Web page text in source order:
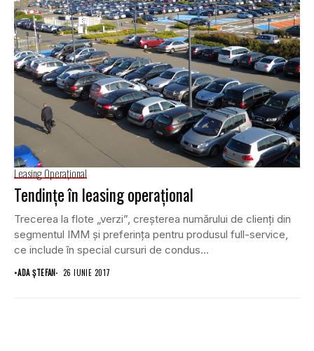
Leasing Operaţional
Tendinţe în leasing operaţional
Trecerea la flote „verzi”, creşterea numărului de clienţi din
segmentul IMM şi preferinţa pentru produsul full-service,
ce include în special cursuri de condus...
•ADA ȘTEFAN 26 IUNIE 2017